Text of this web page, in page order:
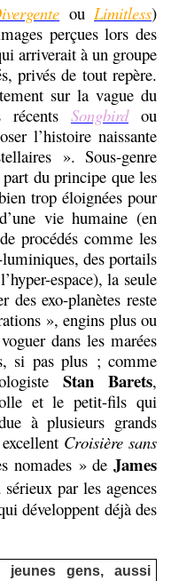
ouLimitless)
perçues lors des
arriverait à un groupe
privés de tout repère.
sur la vague du
Songbird ou
l’histoire naissante
». Sous-genre
du principe que les
trop éloignées pour
vie humaine (en
procédés comme les
des portails
espace), la seule
des exo-planètes reste
», engins plus ou
dans les marées
si pas plus ; comme
Stan Barets,
et le petit-fils qui
à plusieurs grands
Croisière sans
nomades » deJames
par les agences
développent déjà des
gens, aussi